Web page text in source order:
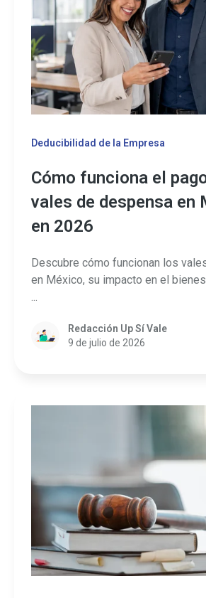
Deducibilidad de la Empresa
Cómo funciona el
vales de despensa en
en 2026
Descubre cómo funcionan los
en México, su impacto en el
Redacción Up Sí Vale
9 de julio de 2026